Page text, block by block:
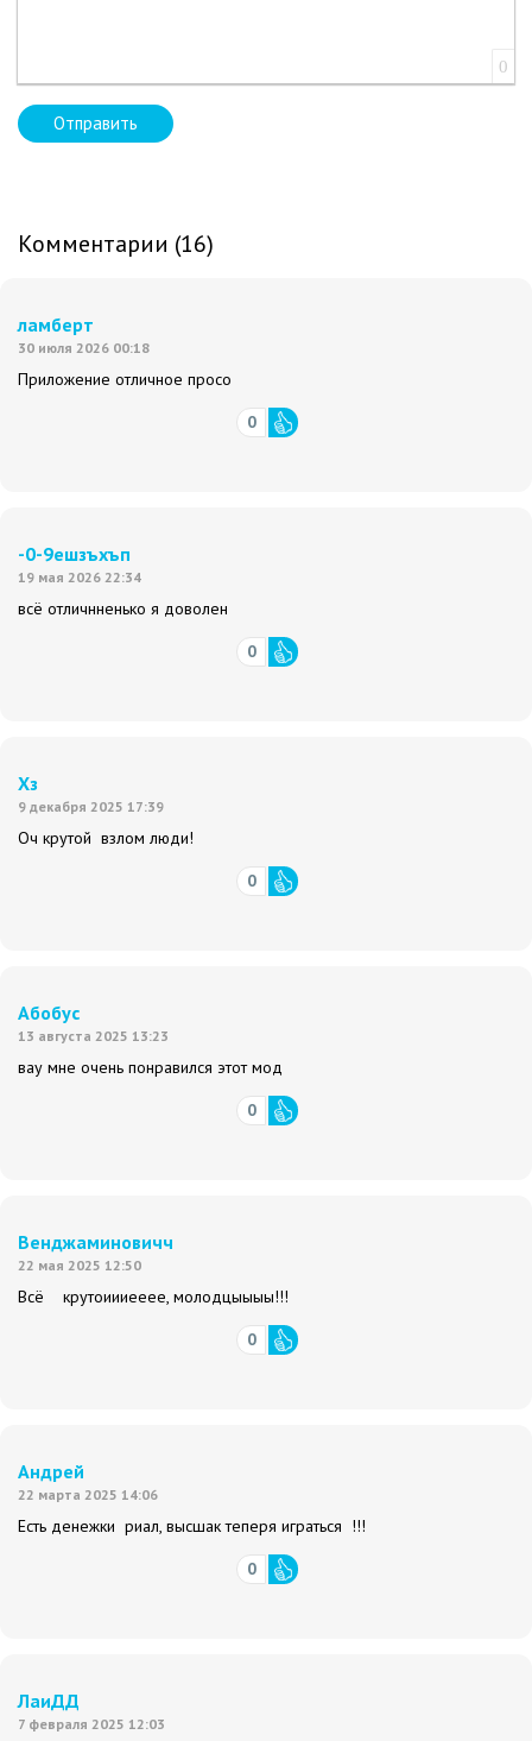
0
Отправить
Комментарии (16)
ламберт
30 июля 2026 00:18
Приложение отличное просо
0
-0-9ешзъхъп
19 мая 2026 22:34
всё отличнненько я доволен
0
Хз
9 декабря 2025 17:39
Оч крутой взлом люди!
0
Абобус
13 августа 2025 13:23
вау мне очень понравился этот мод
0
Венджаминовичч
22 мая 2025 12:50
Всё крутоиииееее, молодцыыыы!!!
0
Андрей
22 марта 2025 14:06
Есть денежки риал, высшак теперя играться !!!
0
ЛаиДД
7 февраля 2025 12:03